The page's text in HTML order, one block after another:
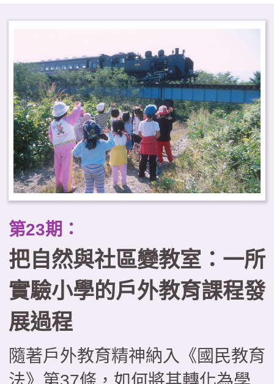
容、跨語言溝通、實作及（非）認
程發展與推動進程。
第23期：
把自然與社區變教室：一所
實驗小學的戶外教育課程發
展過程
隨著戶外教育精神納入《國民教育